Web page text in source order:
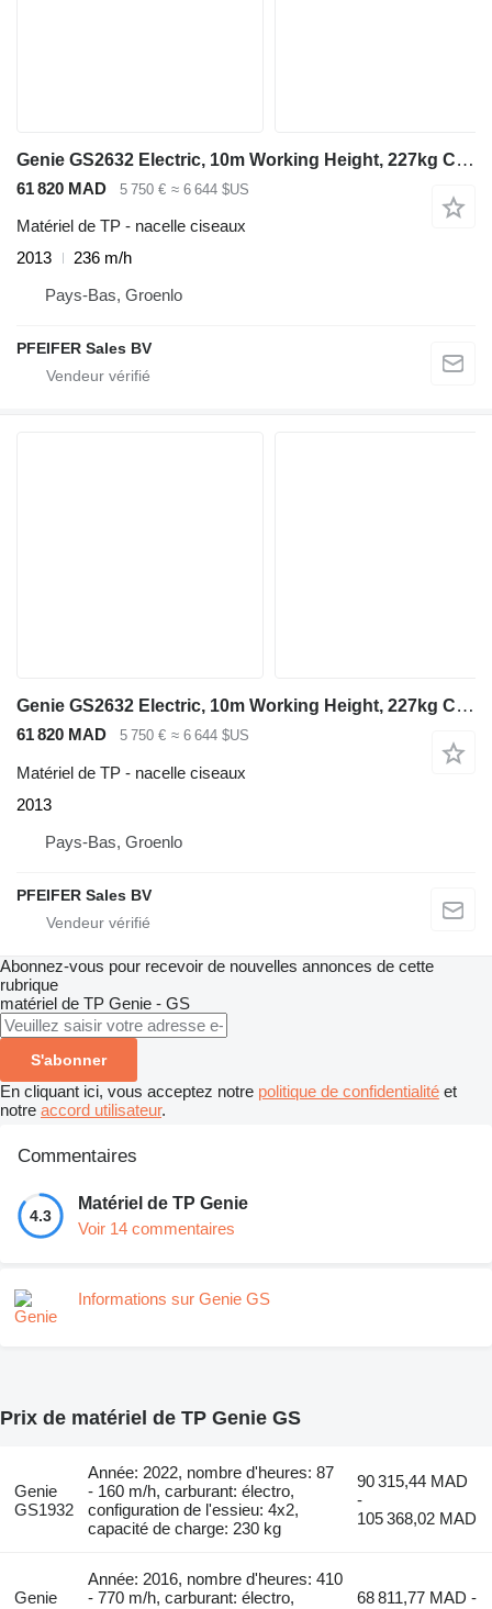
Genie GS2632 Electric, 10m Working Height, 227kg Capacit
61 820 MAD 5 750 € ≈ 6 644 $US
Matériel de TP - nacelle ciseaux
2013
236 m/h
Pays-Bas, Groenlo
PFEIFER Sales BV
Genie GS2632 Electric, 10m Working Height, 227kg Capacit
61 820 MAD 5 750 € ≈ 6 644 $US
Matériel de TP - nacelle ciseaux
2013
Pays-Bas, Groenlo
PFEIFER Sales BV
Abonnez-vous pour recevoir de nouvelles annonces de cette
rubrique
matériel de TP Genie - GS
S'abonner
En cliquant ici, vous acceptez notre politique de confidentialité et
notre accord utilisateur.
Commentaires
4.3
Matériel de TP Genie
Voir 14 commentaires
Informations sur Genie GS
Prix de matériel de TP Genie GS
Genie
GS1932
Année: 2022, nombre d'heures: 87
- 160 m/h, carburant: électro,
configuration de l'essieu: 4x2,
capacité de charge: 230 kg
90 315,44 MAD
-
105 368,02 MAD
Genie
Année: 2016, nombre d'heures: 410
- 770 m/h, carburant: électro,
68 811,77 MAD -